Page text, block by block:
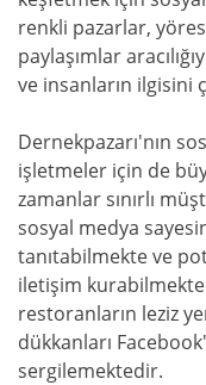
renkli pazarlar,
paylaşımlar
ve insanların ilgisini
Dernekpazarı'nın
işletmeler için de
zamanlar sınırlı
sosyal medya
tanıtabilmekte ve
iletişim
restoranların leziz
dükkanları
sergilemektedir.